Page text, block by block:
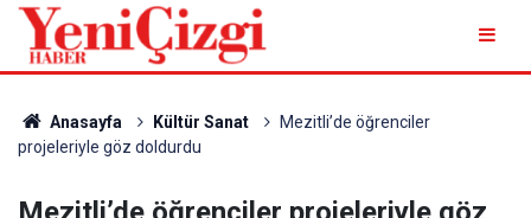
Anasayfa Kültür Sanat
Mezitli’de öğrenciler
projeleriyle göz doldurdu